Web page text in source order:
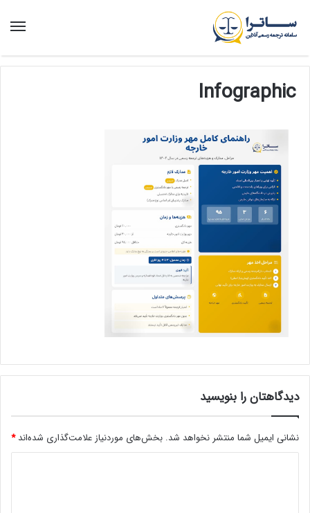
منو
Infographic
دیدگاهتان را بنویسید
نشانی ایمیل شما منتشر نخواهد شد. بخش‌های موردنیاز علامت‌گذاری شده‌اند*